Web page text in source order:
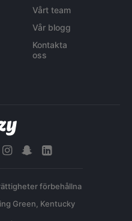
Vårt team
Vår blogg
Kontakta
oss
förbehållna